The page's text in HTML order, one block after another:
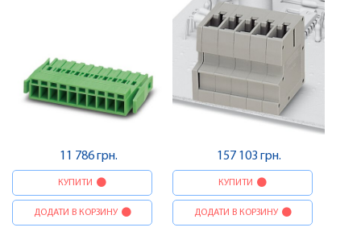
11 786 грн.
КУПИТИ
ДОДАТИ В КОРЗИНУ
157 103 грн.
КУПИТИ
ДОДАТИ В КОРЗИНУ